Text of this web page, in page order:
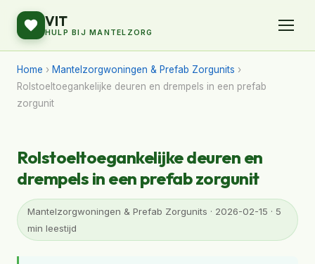
VIT
HULP BIJ MANTELZORG
Home › Mantelzorgwoningen & Prefab Zorgunits ›
Rolstoeltoegankelijke deuren en drempels in een prefab
zorgunit
Rolstoeltoegankelijke deuren en
drempels in een prefab zorgunit
Mantelzorgwoningen & Prefab Zorgunits · 2026-02-15 · 5
min leestijd